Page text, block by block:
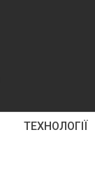
ТЕХНОЛОГІЇ